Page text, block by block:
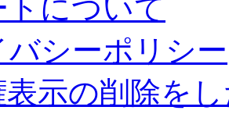
について
バシーポリシー
示の削除を